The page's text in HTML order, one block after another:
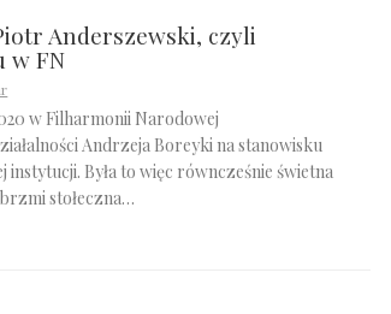
Anderszewski, czyli
w FN
w Filharmonii Narodowej
Andrzeja Boreyki na stanowisku
Była to więc równcześnie świetna
stołeczna…